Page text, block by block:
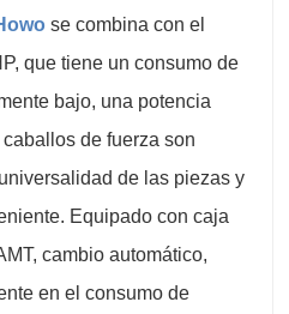
se combina con el
que tiene un consumo de
bajo, una potencia
de fuerza son
de las piezas y
Equipado con caja
cambio automático,
en el consumo de